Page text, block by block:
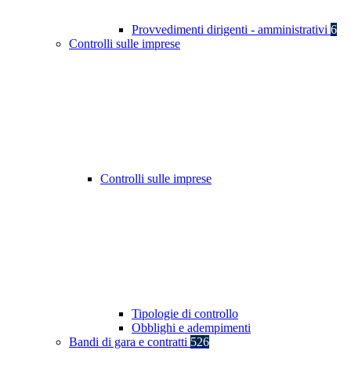
Provvedimenti dirigenti - amministrativi 6
Controlli sulle imprese
Controlli sulle imprese
Tipologie di controllo
Obblighi e adempimenti
Bandi di gara e contratti 526